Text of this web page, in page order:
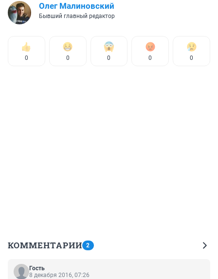
Олег Малиновский
Бывший главный редактор
0 0 0 0 0
КОММЕНТАРИИ 2
Гость
8 декабря 2016, 07:26